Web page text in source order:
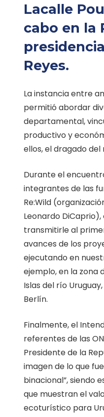
Lacalle
cabo en la
Reyes.
La instancia entre
permitió abordar
departamental,
productivo y
ellos, el dragado del
Durante el
integrantes de las
Re:Wild
Leonardo
transmitirle al
avances de los
ejecutando en
ejemplo, en la zona
Islas del río
Berlín.
Finalmente, el
referentes de las
Presidente de la
imagen de lo que
binacional”, siendo
que muestran el
ecoturístico para